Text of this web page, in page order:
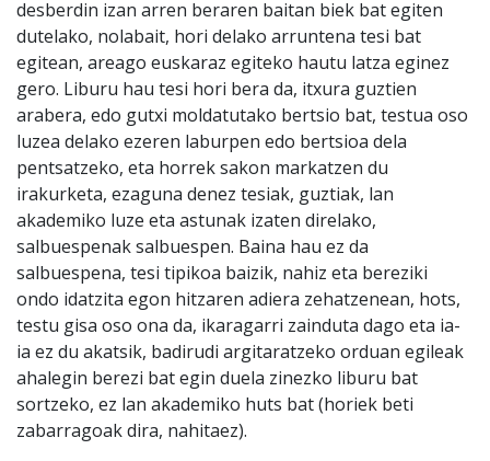
desberdin izan arren beraren baitan biek bat egiten
dutelako, nolabait, hori delako arruntena tesi bat
egitean, areago euskaraz egiteko hautu latza eginez
gero. Liburu hau tesi hori bera da, itxura guztien
arabera, edo gutxi moldatutako bertsio bat, testua oso
luzea delako ezeren laburpen edo bertsioa dela
pentsatzeko, eta horrek sakon markatzen du
irakurketa, ezaguna denez tesiak, guztiak, lan
akademiko luze eta astunak izaten direlako,
salbuespenak salbuespen. Baina hau ez da
salbuespena, tesi tipikoa baizik, nahiz eta bereziki
ondo idatzita egon hitzaren adiera zehatzenean, hots,
testu gisa oso ona da, ikaragarri zainduta dago eta ia-
ia ez du akatsik, badirudi argitaratzeko orduan egileak
ahalegin berezi bat egin duela zinezko liburu bat
sortzeko, ez lan akademiko huts bat (horiek beti
zabarragoak dira, nahitaez).